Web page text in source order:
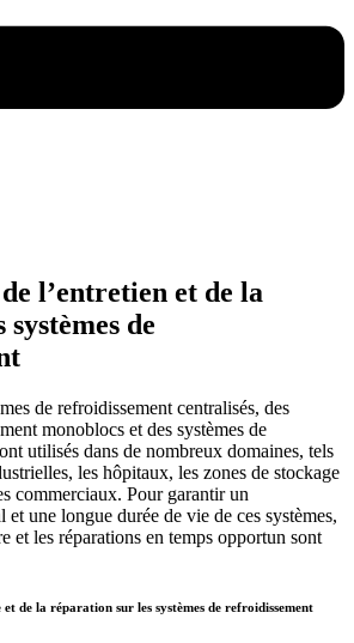
l’entretien et de la
de
de refroidissement centralisés, des
monoblocs et des systèmes de
utilisés dans de nombreux domaines, tels
les hôpitaux, les zones de stockage
commerciaux. Pour garantir un
une longue durée de vie de ces systèmes,
et les réparations en temps opportun sont
de la réparation sur les systèmes de refroidissement